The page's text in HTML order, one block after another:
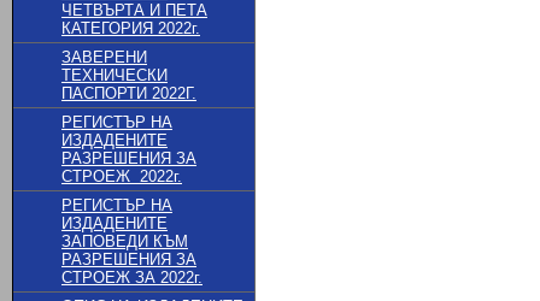
ЧЕТВЪРТА И ПЕТА
КАТЕГОРИЯ 2022г.
ЗАВЕРЕНИ
ТЕХНИЧЕСКИ
ПАСПОРТИ 2022Г.
РЕГИСТЪР НА
ИЗДАДЕНИТЕ
РАЗРЕШЕНИЯ ЗА
СТРОЕЖ 2022г.
РЕГИСТЪР НА
ИЗДАДЕНИТЕ
ЗАПОВЕДИ КЪМ
РАЗРЕШЕНИЯ ЗА
СТРОЕЖ ЗА 2022г.